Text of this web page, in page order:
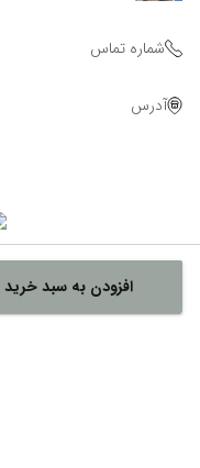
افزودن به سبد خرید
شماره تماس
آدرس